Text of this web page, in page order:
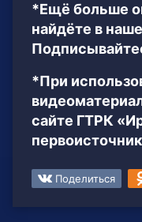
*Ещё больше
найдёте в
*При
сайте ГТРК
Поделиться